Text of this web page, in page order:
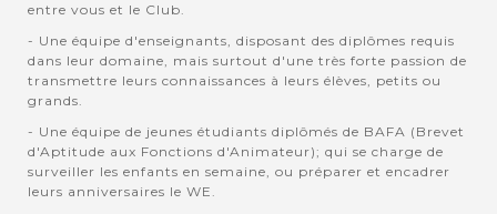
entre vous et le Club.
- Une équipe d'enseignants, disposant des diplômes requis
dans leur domaine, mais surtout d'une très forte passion de
transmettre leurs connaissances à leurs élèves, petits ou
grands.
- Une équipe de jeunes étudiants diplômés de BAFA (Brevet
d'Aptitude aux Fonctions d'Animateur); qui se charge de
surveiller les enfants en semaine, ou préparer et encadrer
leurs anniversaires le WE.